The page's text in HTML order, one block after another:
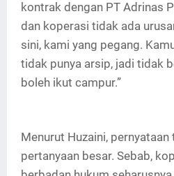
kontrak dengan PT Adrinas
dan koperasi tidak ada
sini, kami yang pegang.
tidak punya arsip, jadi tidak
boleh ikut campur.”
Menurut Huzaini,
pertanyaan besar. Sebab,